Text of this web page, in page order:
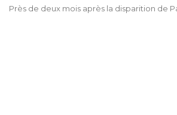
Près de deux mois après la disparition de